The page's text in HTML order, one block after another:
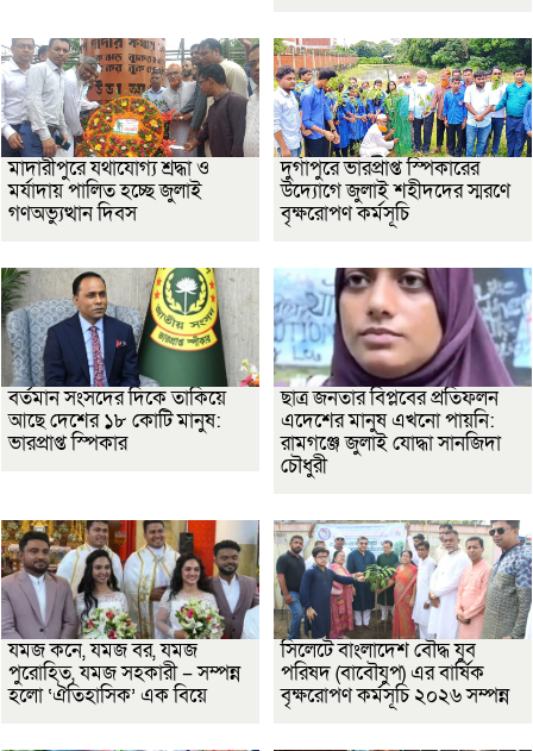
মাদারীপুরে যথাযোগ্য শ্রদ্ধা ও
মর্যাদায় পালিত হচ্ছে জুলাই
গণঅভ্যুত্থান দিবস
দুর্গাপুরে ভারপ্রাপ্ত স্পিকারের
উদ্যোগে জুলাই শহীদদের স্মরণে
বৃক্ষরোপণ কর্মসূচি
বর্তমান সংসদের দিকে তাকিয়ে
আছে দেশের ১৮ কোটি মানুষ:
ভারপ্রাপ্ত স্পিকার
ছাত্র জনতার বিপ্লবের প্রতিফলন
এদেশের মানুষ এখনো পায়নি:
রামগঞ্জে জুলাই যোদ্ধা সানজিদা
চৌধুরী
যমজ কনে, যমজ বর, যমজ
পুরোহিত, যমজ সহকারী – সম্পন্ন
হলো ‘ঐতিহাসিক’ এক বিয়ে
সিলেটে বাংলাদেশ বৌদ্ধ যুব
পরিষদ (বাবৌযুপ) এর বার্ষিক
বৃক্ষরোপণ কর্মসূচি ২০২৬ সম্পন্ন